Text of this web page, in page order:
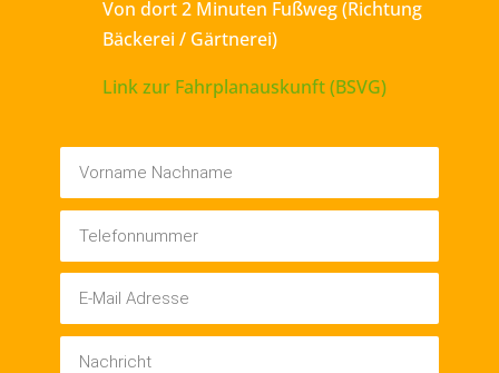
Von dort 2 Minuten Fußweg (Richtung
Bäckerei / Gärtnerei)
Link zur Fahrplanauskunft (BSVG)